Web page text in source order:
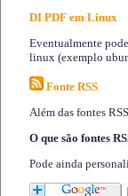
DI PDF em Linux
Eventualmente
linux (exemplo
Fonte RSS
Além das fontes
O que são fontes
Pode ainda